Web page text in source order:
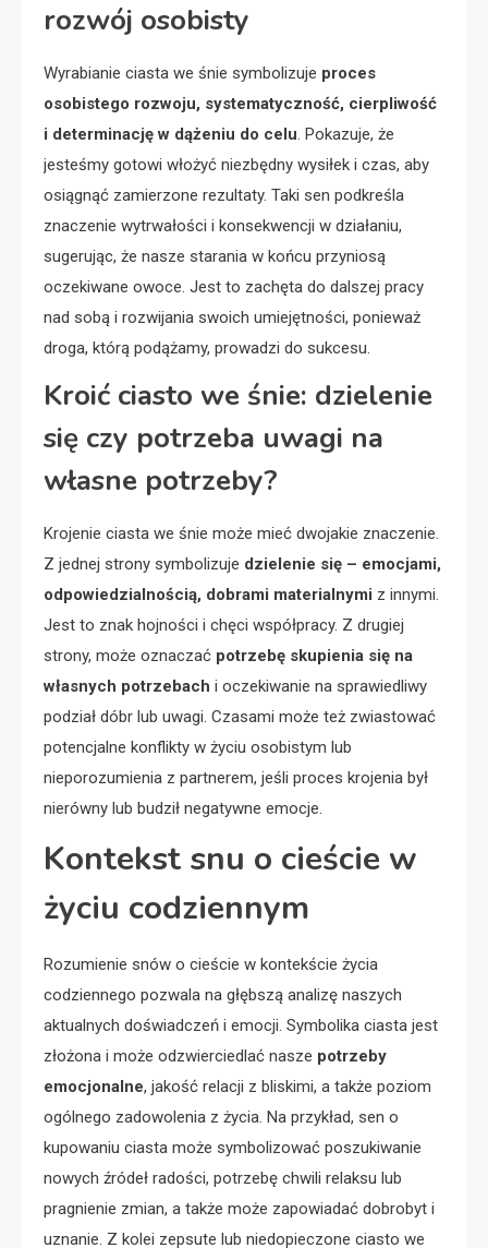
rozwój osobisty
Wyrabianie ciasta we śnie symbolizuje proces
osobistego rozwoju, systematyczność, cierpliwość
i determinację w dążeniu do celu. Pokazuje, że
jesteśmy gotowi włożyć niezbędny wysiłek i czas, aby
osiągnąć zamierzone rezultaty. Taki sen podkreśla
znaczenie wytrwałości i konsekwencji w działaniu,
sugerując, że nasze starania w końcu przyniosą
oczekiwane owoce. Jest to zachęta do dalszej pracy
nad sobą i rozwijania swoich umiejętności, ponieważ
droga, którą podążamy, prowadzi do sukcesu.
Kroić ciasto we śnie: dzielenie
się czy potrzeba uwagi na
własne potrzeby?
Krojenie ciasta we śnie może mieć dwojakie znaczenie.
Z jednej strony symbolizuje dzielenie się – emocjami,
odpowiedzialnością, dobrami materialnymi z innymi.
Jest to znak hojności i chęci współpracy. Z drugiej
strony, może oznaczać potrzebę skupienia się na
własnych potrzebach i oczekiwanie na sprawiedliwy
podział dóbr lub uwagi. Czasami może też zwiastować
potencjalne konflikty w życiu osobistym lub
nieporozumienia z partnerem, jeśli proces krojenia był
nierówny lub budził negatywne emocje.
Kontekst snu o cieście w
życiu codziennym
Rozumienie snów o cieście w kontekście życia
codziennego pozwala na głębszą analizę naszych
aktualnych doświadczeń i emocji. Symbolika ciasta jest
złożona i może odzwierciedlać nasze potrzeby
emocjonalne, jakość relacji z bliskimi, a także poziom
ogólnego zadowolenia z życia. Na przykład, sen o
kupowaniu ciasta może symbolizować poszukiwanie
nowych źródeł radości, potrzebę chwili relaksu lub
pragnienie zmian, a także może zapowiadać dobrobyt i
uznanie. Z kolei zepsute lub niedopieczone ciasto we